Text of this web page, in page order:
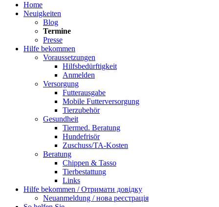
Home
Neuigkeiten
Blog
Termine
Presse
Hilfe bekommen
Voraussetzungen
Hilfsbedürftigkeit
Anmelden
Versorgung
Futterausgabe
Mobile Futterversorgung
Tierzubehör
Gesundheit
Tiermed. Beratung
Hundefrisör
Zuschuss/TA-Kosten
Beratung
Chippen & Tasso
Tierbestattung
Links
Hilfe bekommen / Отримати довідку
Neuanmeldung / нова реєстрація